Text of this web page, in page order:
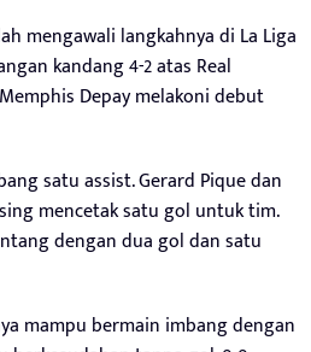
mengawali langkahnya di La Liga
kandang 4-2 atas Real
Depay melakoni debut
satu assist. Gerard Pique dan
mencetak satu gol untuk tim.
dengan dua gol dan satu
mampu bermain imbang dengan